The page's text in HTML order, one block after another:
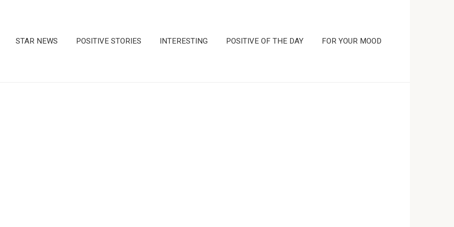
STAR NEWS POSITIVE STORIES INTERESTING POSITIVE OF THE DAY FOR YOUR MOOD